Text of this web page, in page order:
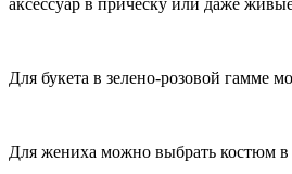
Для букета в зелено-розовой гамме
Для жениха можно выбрать костюм в